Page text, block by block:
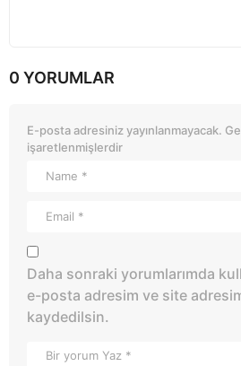
0 YORUMLAR
E-posta adresiniz yayınlanmayacak.
işaretlenmişlerdir
Daha sonraki yorumlarımda
e-posta adresim ve site
kaydedilsin.